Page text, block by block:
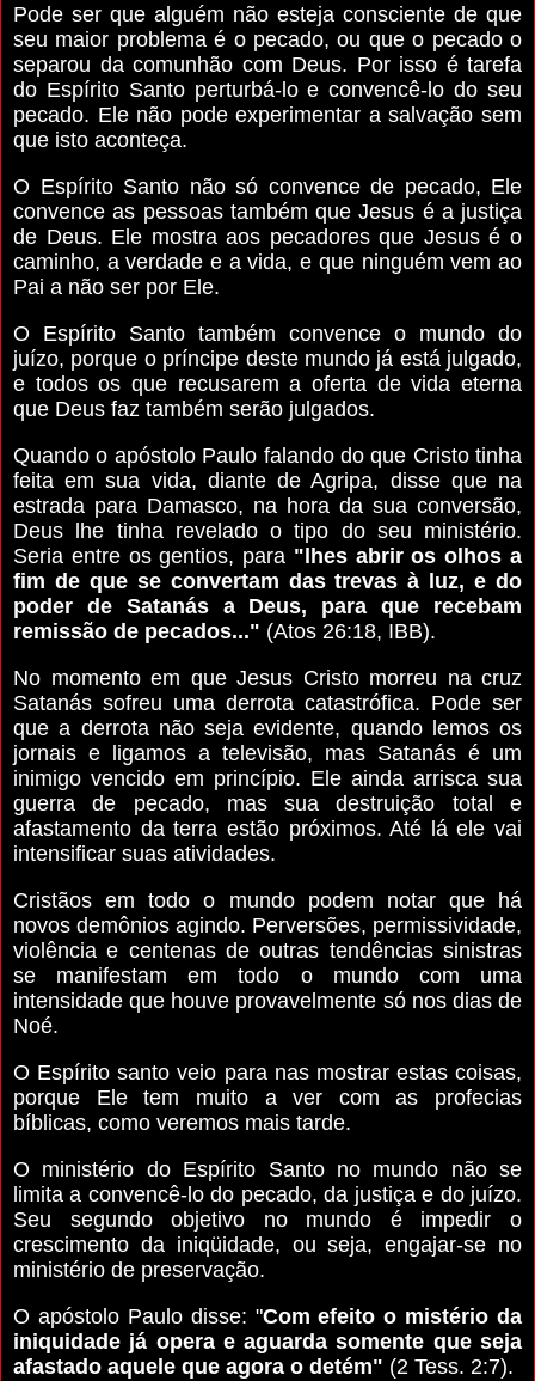
Pode ser que alguém não esteja consciente de que
seu maior problema é o pecado, ou que o pecado o
separou da comunhão com Deus. Por isso é tarefa
do Espírito Santo perturbá-lo e convencê-lo do seu
pecado. Ele não pode experimentar a salvação sem
que isto aconteça.
O Espírito Santo não só convence de pecado, Ele
convence as pessoas também que Jesus é a justiça
de Deus. Ele mostra aos pecadores que Jesus é o
caminho, a verdade e a vida, e que ninguém vem ao
Pai a não ser por Ele.
O Espírito Santo também convence o mundo do
juízo, porque o príncipe deste mundo já está julgado,
e todos os que recusarem a oferta de vida eterna
que Deus faz também serão julgados.
Quando o apóstolo Paulo falando do que Cristo tinha
feita em sua vida, diante de Agripa, disse que na
estrada para Damasco, na hora da sua conversão,
Deus lhe tinha revelado o tipo do seu ministério.
Seria entre os gentios, para "lhes abrir os olhos a
fim de que se convertam das trevas à luz, e do
poder de Satanás a Deus, para que recebam
remissão de pecados..." (Atos 26:18, IBB).
No momento em que Jesus Cristo morreu na cruz
Satanás sofreu uma derrota catastrófica. Pode ser
que a derrota não seja evidente, quando lemos os
jornais e ligamos a televisão, mas Satanás é um
inimigo vencido em princípio. Ele ainda arrisca sua
guerra de pecado, mas sua destruição total e
afastamento da terra estão próximos. Até lá ele vai
intensificar suas atividades.
Cristãos em todo o mundo podem notar que há
novos demônios agindo. Perversões, permissividade,
violência e centenas de outras tendências sinistras
se manifestam em todo o mundo com uma
intensidade que houve provavelmente só nos dias de
Noé.
O Espírito santo veio para nas mostrar estas coisas,
porque Ele tem muito a ver com as profecias
bíblicas, como veremos mais tarde.
O ministério do Espírito Santo no mundo não se
limita a convencê-lo do pecado, da justiça e do juízo.
Seu segundo objetivo no mundo é impedir o
crescimento da iniqüidade, ou seja, engajar-se no
ministério de preservação.
O apóstolo Paulo disse: "Com efeito o mistério da
iniquidade já opera e aguarda somente que seja
afastado aquele que agora o detém" (2 Tess. 2:7).